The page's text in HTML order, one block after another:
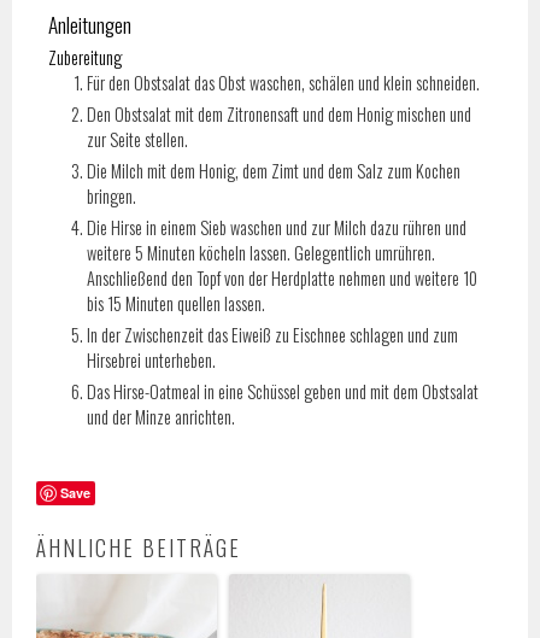
Anleitungen
Zubereitung
Für den Obstsalat das Obst waschen, schälen und klein schneiden.
Den Obstsalat mit dem Zitronensaft und dem Honig mischen und
zur Seite stellen.
Die Milch mit dem Honig, dem Zimt und dem Salz zum Kochen
bringen.
Die Hirse in einem Sieb waschen und zur Milch dazu rühren und
weitere 5 Minuten köcheln lassen. Gelegentlich umrühren.
Anschließend den Topf von der Herdplatte nehmen und weitere 10
bis 15 Minuten quellen lassen.
In der Zwischenzeit das Eiweiß zu Eischnee schlagen und zum
Hirsebrei unterheben.
Das Hirse-Oatmeal in eine Schüssel geben und mit dem Obstsalat
und der Minze anrichten.
Save
ÄHNLICHE BEITRÄGE